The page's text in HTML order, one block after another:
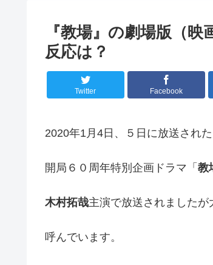
『教場』の劇場版（
反応は？
Twitter Facebook
2020年1月4日、５日に放送され
開局６０周年特別企画ドラマ「 教
木村拓哉主演で放送されましたが
呼んでいます。